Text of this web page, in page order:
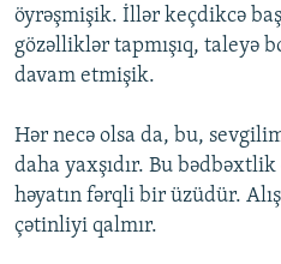
öyrəşmişik. İllər keçdikcə
gözəlliklər tapmışıq, taleyə
davam etmişik.
Hər necə olsa da, bu,
daha yaxşıdır. Bu
həyatın fərqli bir üzüdür.
çətinliyi qalmır.